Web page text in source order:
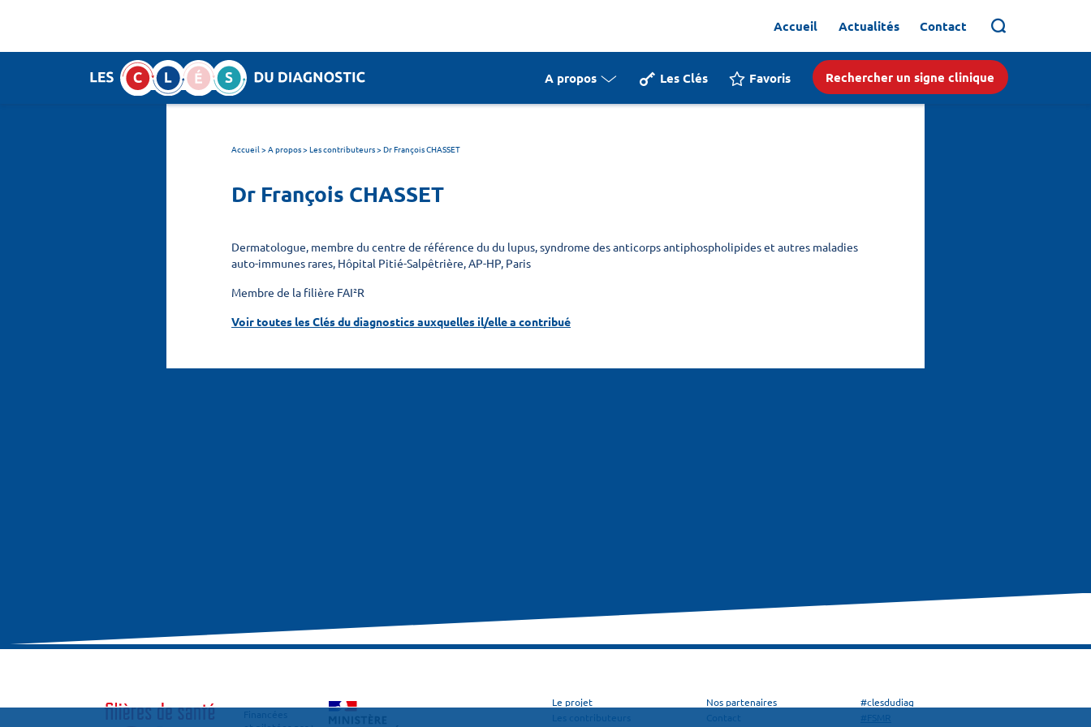
Accueil Actualités Contact
A propos Les Clés Favoris Rechercher un signe clinique
Accueil>A propos > Les contributeurs>Dr François CHASSET
Dr François CHASSET
Dermatologue, membre du centre de référence du du lupus, syndrome des anticorps antiphospholipides et autres maladies
auto-immunes rares, Hôpital Pitié-Salpêtrière, AP-HP, Paris
Membre de la filière FAI²R
Voir toutes les Clés du diagnostics auxquelles il/elle a contribué
Le projet
Les contributeurs
Nos partenaires
Contact
#clesdudiag
#FSMR